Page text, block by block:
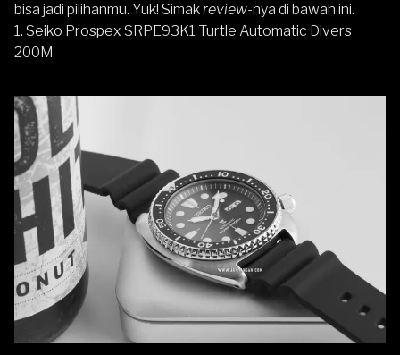
bisa jadi pilihanmu. Yuk! Simakreview-nya di bawah ini.
1. Seiko Prospex SRPE93K1 Turtle Automatic Divers
200M